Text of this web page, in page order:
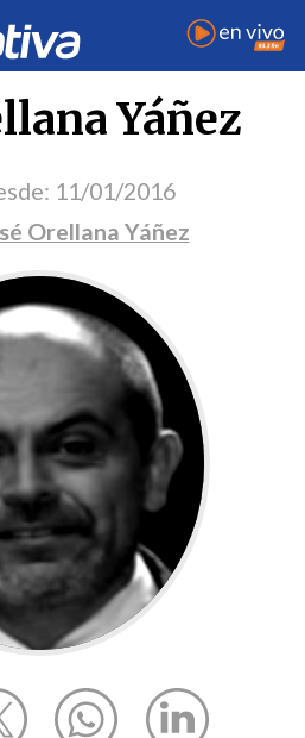
Yáñez
11/01/2016
Orellana Yáñez